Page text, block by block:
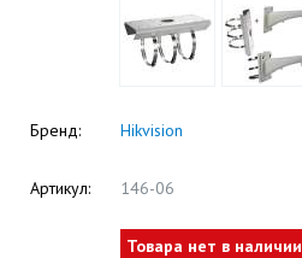
Бренд: Hikvision
Артикул: 146-06
Товара нет в наличии